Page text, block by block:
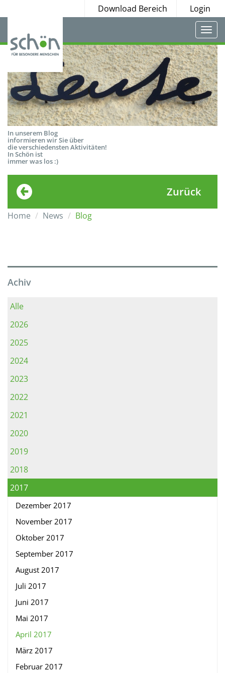
Download Bereich Login
In unserem Blog
informieren wir Sie über
die verschiedensten Aktivitäten!
In Schön ist
immer was los :)
Zurück
Home News Blog
Achiv
Alle
2026
2025
2024
2023
2022
2021
2020
2019
2018
2017
Dezember 2017
November 2017
Oktober 2017
September 2017
August 2017
Juli 2017
Juni 2017
Mai 2017
April 2017
März 2017
Februar 2017